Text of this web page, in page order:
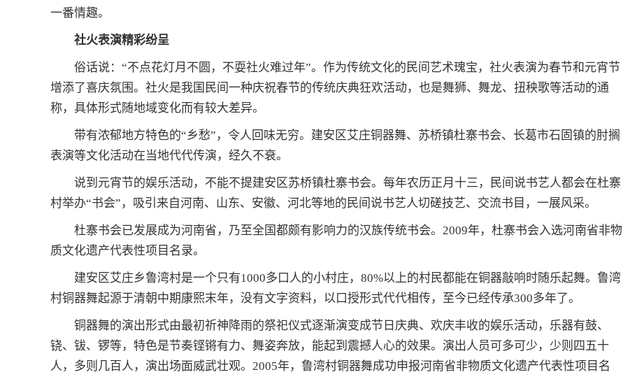
一番情趣。
社火表演精彩纷呈
俗话说：“不点花灯月不圆，不耍社火难过年”。作为传统文化的民间艺术瑰宝，社火表演为春节和元宵节
增添了喜庆氛围。社火是我国民间一种庆祝春节的传统庆典狂欢活动，也是舞狮、舞龙、扭秧歌等活动的通
称，具体形式随地域变化而有较大差异。
带有浓郁地方特色的“乡愁”，令人回味无穷。建安区艾庄铜器舞、苏桥镇杜寨书会、长葛市石固镇的肘搁
表演等文化活动在当地代代传演，经久不衰。
说到元宵节的娱乐活动，不能不提建安区苏桥镇杜寨书会。每年农历正月十三，民间说书艺人都会在杜寨
村举办“书会”，吸引来自河南、山东、安徽、河北等地的民间说书艺人切磋技艺、交流书目，一展风采。
杜寨书会已发展成为河南省，乃至全国都颇有影响力的汉族传统书会。2009年，杜寨书会入选河南省非物
质文化遗产代表性项目名录。
建安区艾庄乡鲁湾村是一个只有1000多口人的小村庄，80%以上的村民都能在铜器敲响时随乐起舞。鲁湾
村铜器舞起源于清朝中期康熙末年，没有文字资料，以口授形式代代相传，至今已经传承300多年了。
铜器舞的演出形式由最初祈神降雨的祭祀仪式逐渐演变成节日庆典、欢庆丰收的娱乐活动，乐器有鼓、
铙、钹、锣等，特色是节奏铿锵有力、舞姿奔放，能起到震撼人心的效果。演出人员可多可少，少则四五十
人，多则几百人，演出场面威武壮观。2005年，鲁湾村铜器舞成功申报河南省非物质文化遗产代表性项目名